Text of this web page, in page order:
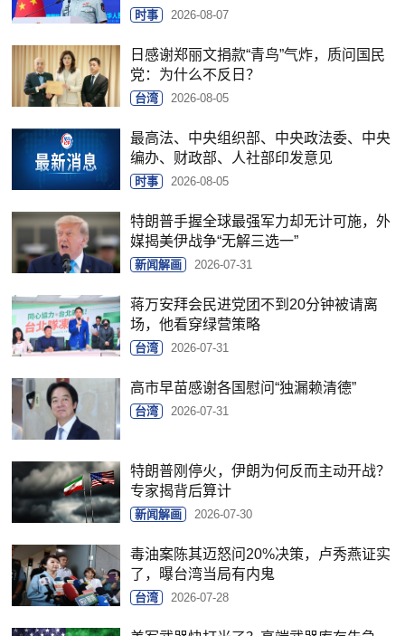
时事 2026-08-07
日感谢郑丽文捐款“青鸟”气炸，质问国民
党：为什么不反日？
台湾 2026-08-05
最高法、中央组织部、中央政法委、中央
编办、财政部、人社部印发意见
时事 2026-08-05
特朗普手握全球最强军力却无计可施，外
媒揭美伊战争“无解三选一”
新闻解画 2026-07-31
蒋万安拜会民进党团不到20分钟被请离
场，他看穿绿营策略
台湾 2026-07-31
高市早苗感谢各国慰问“独漏赖清德”
台湾 2026-07-31
特朗普刚停火，伊朗为何反而主动开战？
专家揭背后算计
新闻解画 2026-07-30
毒油案陈其迈怒问20%决策，卢秀燕证实
了，曝台湾当局有内鬼
台湾 2026-07-28